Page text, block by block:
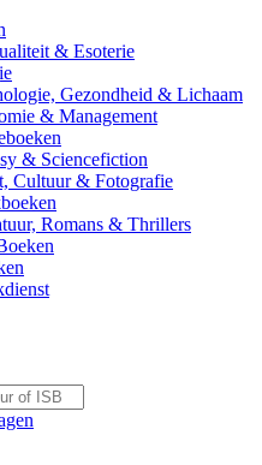
& Esoterie
Gezondheid & Lichaam
& Management
& Sciencefiction
Cultuur & Fotografie
Romans & Thrillers